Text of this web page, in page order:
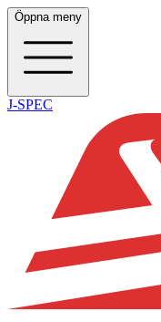
Öppna meny
J-SPEC